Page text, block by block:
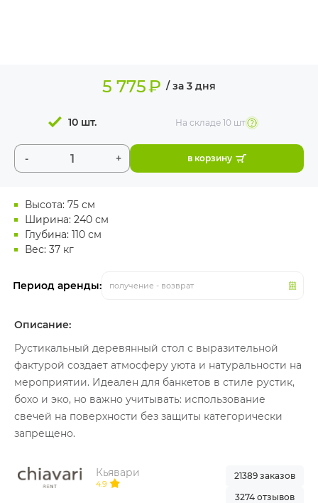
Высота: 75 см
Ширина: 240 см
Глубина: 110 см
Вес: 37 кг
Период аренды: получение - возврат
5 775₽ / за 3 дня
- +
10 шт. На складе10 шт
в корзину
Описание:
Рустикальный деревянный стол с выразительной
фактурой создает атмосферу уюта и натуральности на
мероприятии. Идеален для банкетов в стиле рустик,
бохо и эко, но важно учитывать: использование
свечей на поверхности без защиты категорически
запрещено.
Кьявари
4.9
21389 заказов
3274 отзывов